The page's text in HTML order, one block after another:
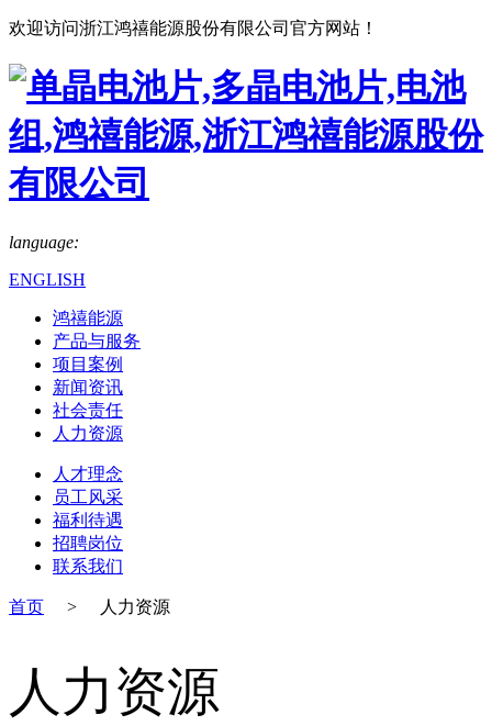
欢迎访问浙江鸿禧能源股份有限公司官方网站！
language:
ENGLISH
鸿禧能源
产品与服务
项目案例
新闻资讯
社会责任
人力资源
人才理念
员工风采
福利待遇
招聘岗位
联系我们
首页 > 人力资源
人力资源